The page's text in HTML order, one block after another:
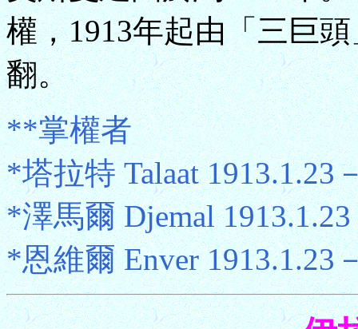
權，1913年起由「三巨
翻。
**掌權者
*塔拉特 Talaat 1913.1.23
*澤馬爾 Djemal
*恩維爾 Enver 1913.1.23